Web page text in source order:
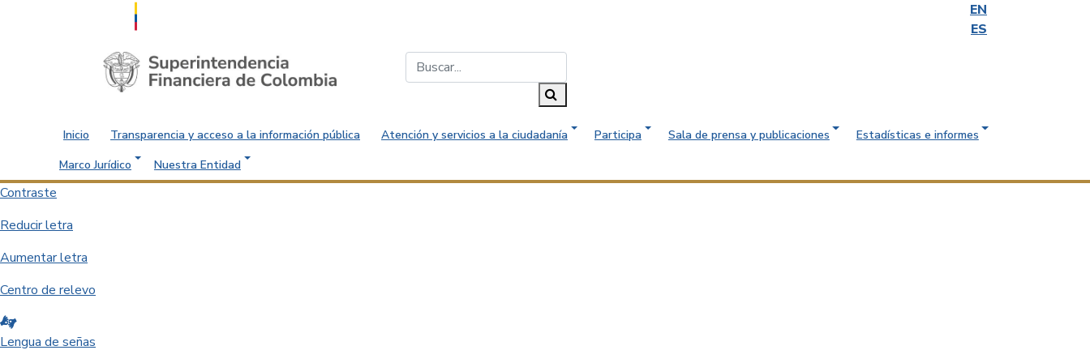
EN
ES
Saltar al contenido principal
Inicio Transparencia y acceso a la información pública Atención y servicios a la ciudadanía Participa Sala de prensa y publicaciones
Estadísticas e informes
Marco Jurídico
Nuestra Entidad
Contraste
Reducir letra
Aumentar letra
Centro de relevo
Lengua de señas